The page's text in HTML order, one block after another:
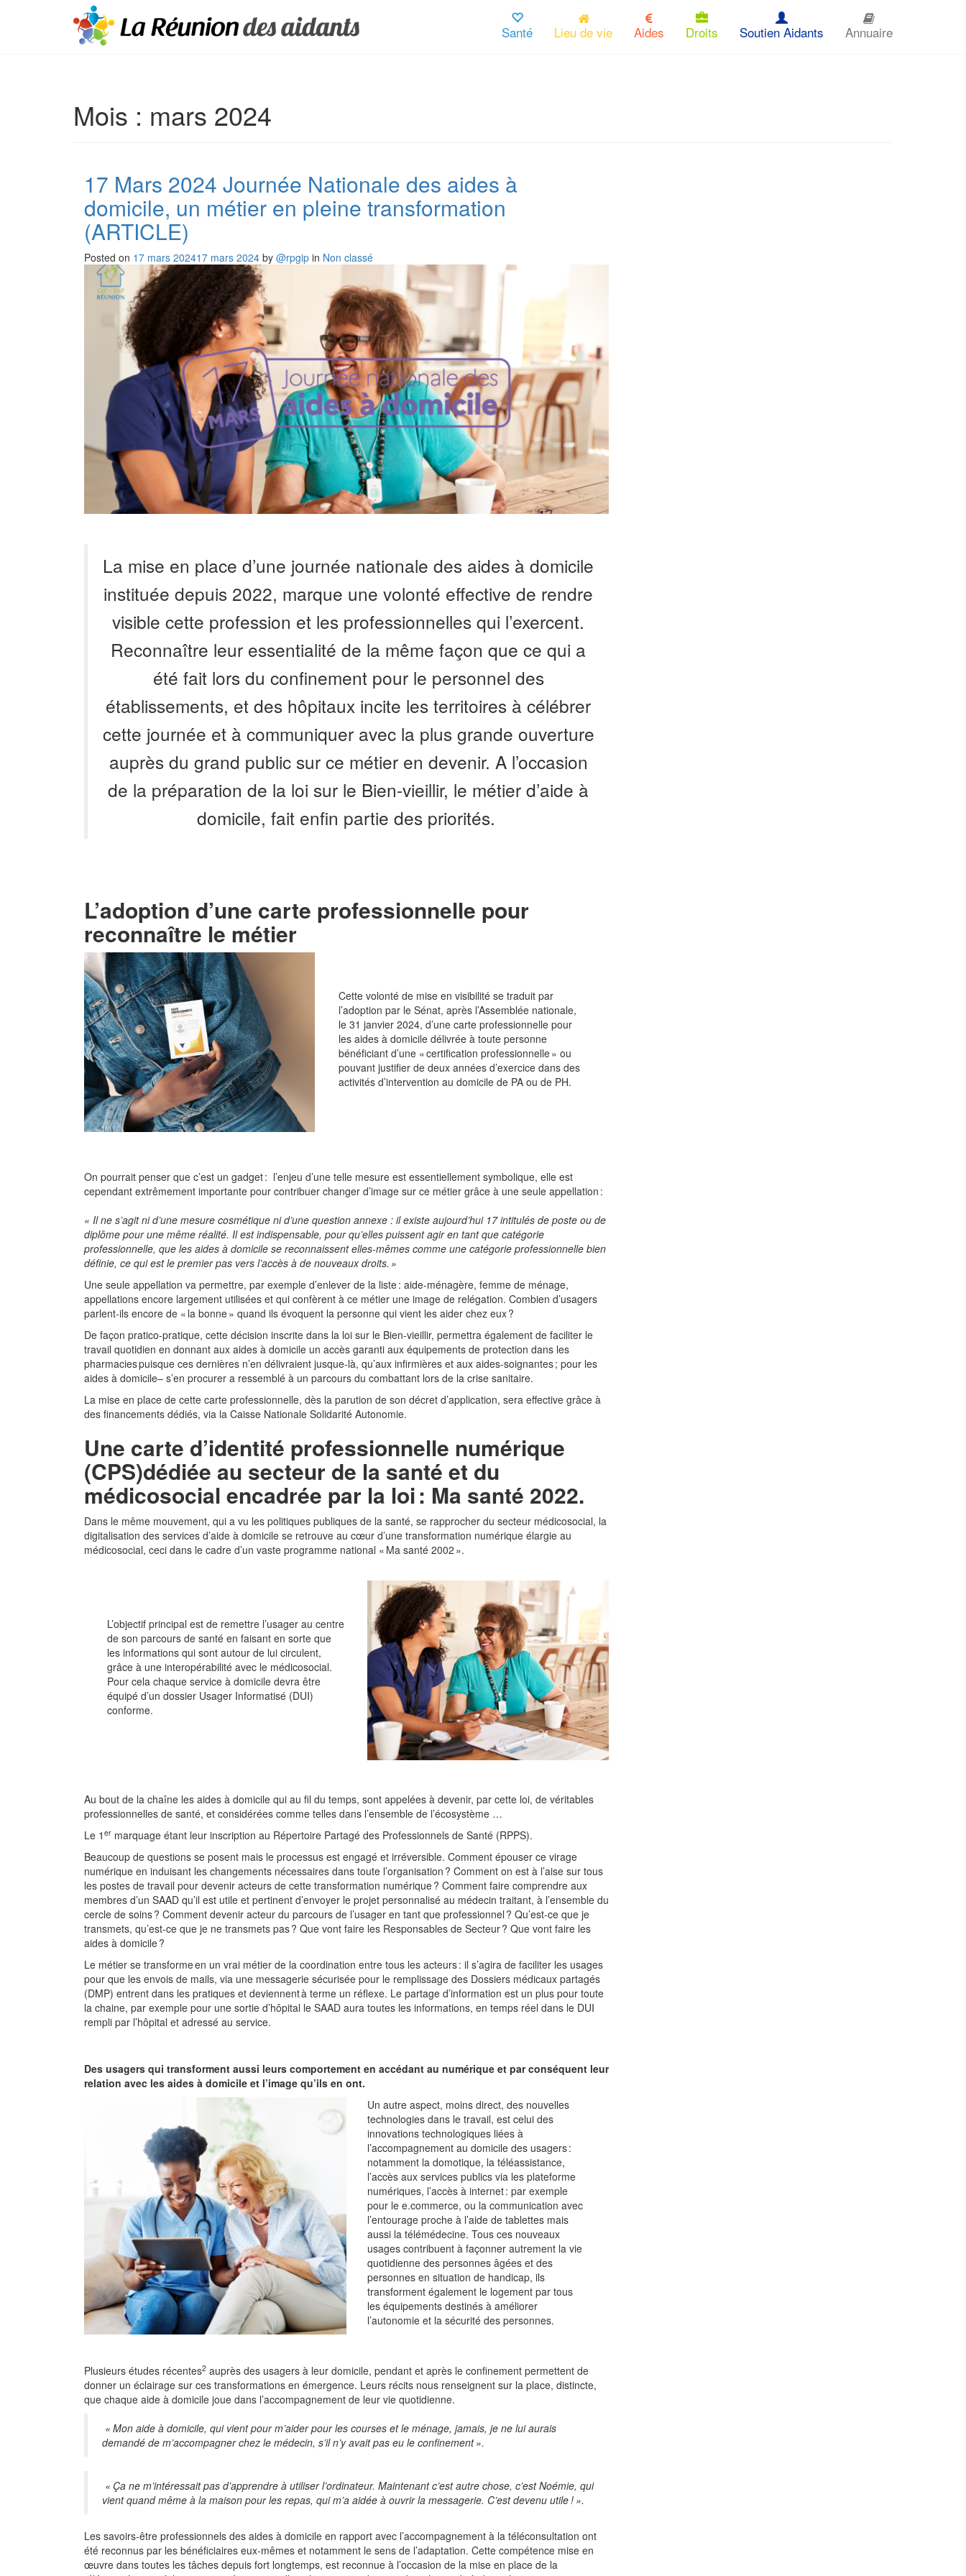
Santé Lieu de vie Aides Droits Soutien Aidants Annuaire
Mois : mars 2024
17 Mars 2024 Journée Nationale des aides à
domicile, un métier en pleine transformation
(ARTICLE)
Posted on 17 mars 202417 mars 2024 by @rpgip in Non classé
La mise en place d’une journée nationale des aides à domicile
instituée depuis 2022, marque une volonté effective de rendre
visible cette profession et les professionnelles qui l’exercent.
Reconnaître leur essentialité de la même façon que ce qui a
été fait lors du confinement pour le personnel des
établissements, et des hôpitaux incite les territoires à célébrer
cette journée et à communiquer avec la plus grande ouverture
auprès du grand public sur ce métier en devenir. A l’occasion
de la préparation de la loi sur le Bien-vieillir, le métier d’aide à
domicile, fait enfin partie des priorités.
L’adoption d’une carte professionnelle pour
reconnaître le métier
Cette volonté de mise en visibilité se traduit par
l’adoption par le Sénat, après l’Assemblée nationale,
le 31 janvier 2024, d’une carte professionnelle pour
les aides à domicile délivrée à toute personne
bénéficiant d’une « certification professionnelle » ou
pouvant justifier de deux années d’exercice dans des
activités d’intervention au domicile de PA ou de PH.
On pourrait penser que c’est un gadget : l’enjeu d’une telle mesure est essentiellement symbolique, elle est
cependant extrêmement importante pour contribuer changer d’image sur ce métier grâce à une seule appellation :
« Il ne s’agit ni d’une mesure cosmétique ni d’une question annexe : il existe aujourd’hui 17 intitulés de poste ou de
diplôme pour une même réalité. Il est indispensable, pour qu’elles puissent agir en tant que catégorie
professionnelle, que les aides à domicile se reconnaissent elles-mêmes comme une catégorie professionnelle bien
définie, ce qui est le premier pas vers l’accès à de nouveaux droits. »
Une seule appellation va permettre, par exemple d’enlever de la liste : aide-ménagère, femme de ménage,
appellations encore largement utilisées et qui confèrent à ce métier une image de relégation. Combien d’usagers
parlent-ils encore de « la bonne » quand ils évoquent la personne qui vient les aider chez eux ?
De façon pratico-pratique, cette décision inscrite dans la loi sur le Bien-vieillir, permettra également de faciliter le
travail quotidien en donnant aux aides à domicile un accès garanti aux équipements de protection dans les
pharmacies puisque ces dernières n’en délivraient jusque-là, qu’aux infirmières et aux aides-soignantes ; pour les
aides à domicile– s’en procurer a ressemblé à un parcours du combattant lors de la crise sanitaire.
La mise en place de cette carte professionnelle, dès la parution de son décret d’application, sera effective grâce à
des financements dédiés, via la Caisse Nationale Solidarité Autonomie.
Une carte d’identité professionnelle numérique
(CPS)dédiée au secteur de la santé et du
médicosocial encadrée par la loi : Ma santé 2022.
Dans le même mouvement, qui a vu les politiques publiques de la santé, se rapprocher du secteur médicosocial, la
digitalisation des services d’aide à domicile se retrouve au cœur d’une transformation numérique élargie au
médicosocial, ceci dans le cadre d’un vaste programme national « Ma santé 2002 ».
L’objectif principal est de remettre l’usager au centre
de son parcours de santé en faisant en sorte que
les informations qui sont autour de lui circulent,
grâce à une interopérabilité avec le médicosocial.
Pour cela chaque service à domicile devra être
équipé d’un dossier Usager Informatisé (DUI)
conforme.
Au bout de la chaîne les aides à domicile qui au fil du temps, sont appelées à devenir, par cette loi, de véritables
professionnelles de santé, et considérées comme telles dans l’ensemble de l’écosystème …
Le 1 er marquage étant leur inscription au Répertoire Partagé des Professionnels de Santé (RPPS).
Beaucoup de questions se posent mais le processus est engagé et irréversible. Comment épouser ce virage
numérique en induisant les changements nécessaires dans toute l’organisation ? Comment on est à l’aise sur tous
les postes de travail pour devenir acteurs de cette transformation numérique ? Comment faire comprendre aux
membres d’un SAAD qu’il est utile et pertinent d’envoyer le projet personnalisé au médecin traitant, à l’ensemble du
cercle de soins ? Comment devenir acteur du parcours de l’usager en tant que professionnel ? Qu’est-ce que je
transmets, qu’est-ce que je ne transmets pas ? Que vont faire les Responsables de Secteur ? Que vont faire les
aides à domicile ?
Le métier se transforme en un vrai métier de la coordination entre tous les acteurs : il s’agira de faciliter les usages
pour que les envois de mails, via une messagerie sécurisée pour le remplissage des Dossiers médicaux partagés
(DMP) entrent dans les pratiques et deviennent à terme un réflexe. Le partage d’information est un plus pour toute
la chaine, par exemple pour une sortie d’hôpital le SAAD aura toutes les informations, en temps réel dans le DUI
rempli par l’hôpital et adressé au service.
Des usagers qui transforment aussi leurs comportement en accédant au numérique et par conséquent leur
relation avec les aides à domicile et l’image qu’ils en ont.
Un autre aspect, moins direct, des nouvelles
technologies dans le travail, est celui des
innovations technologiques liées à
l’accompagnement au domicile des usagers :
notamment la domotique, la téléassistance,
l’accès aux services publics via les plateforme
numériques, l’accès à internet : par exemple
pour le e.commerce, ou la communication avec
l’entourage proche à l’aide de tablettes mais
aussi la télémédecine. Tous ces nouveaux
usages contribuent à façonner autrement la vie
quotidienne des personnes âgées et des
personnes en situation de handicap, ils
transforment également le logement par tous
les équipements destinés à améliorer
l’autonomie et la sécurité des personnes.
Plusieurs études récentes2 auprès des usagers à leur domicile, pendant et après le confinement permettent de
donner un éclairage sur ces transformations en émergence. Leurs récits nous renseignent sur la place, distincte,
que chaque aide à domicile joue dans l’accompagnement de leur vie quotidienne.
« Mon aide à domicile, qui vient pour m’aider pour les courses et le ménage, jamais, je ne lui aurais
demandé de m’accompagner chez le médecin, s’il n’y avait pas eu le confinement ».
« Ça ne m’intéressait pas d’apprendre à utiliser l’ordinateur. Maintenant c’est autre chose, c’est Noémie, qui
vient quand même à la maison pour les repas, qui m’a aidée à ouvrir la messagerie. C’est devenu utile ! ».
Les savoirs-être professionnels des aides à domicile en rapport avec l’accompagnement à la téléconsultation ont
été reconnus par les bénéficiaires eux-mêmes et notamment le sens de l’adaptation. Cette compétence mise en
œuvre dans toutes les tâches depuis fort longtemps, est reconnue à l’occasion de la mise en place de la